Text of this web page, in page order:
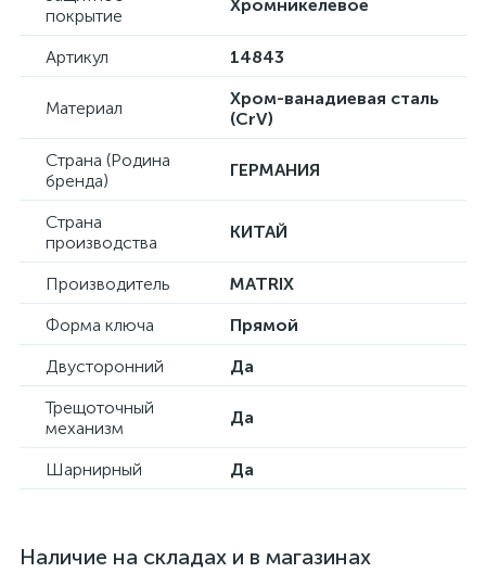
покрытие
Хромникелевое
Артикул 14843
Материал
Хром-ванадиевая сталь
(CrV)
Страна (Родина
бренда)
ГЕРМАНИЯ
Страна
производства
КИТАЙ
Производитель
MATRIX
Форма ключа
Прямой
Двусторонний
Да
Трещоточный
механизм
Да
Шарнирный Да
Наличие на складах и в магазинах